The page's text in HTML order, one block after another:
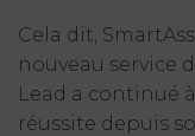
Cela dit,
nouveau service
Lead a continué
réussite depuis